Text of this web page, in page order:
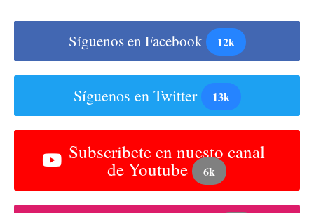
Síguenos en Facebook 12k
Síguenos en Twitter 13k
Subscribete en nuesto canal
de Youtube 6k